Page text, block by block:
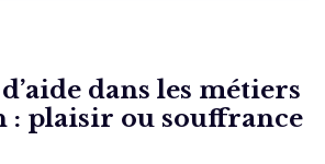
dans les métiers
: plaisir ou souffrance